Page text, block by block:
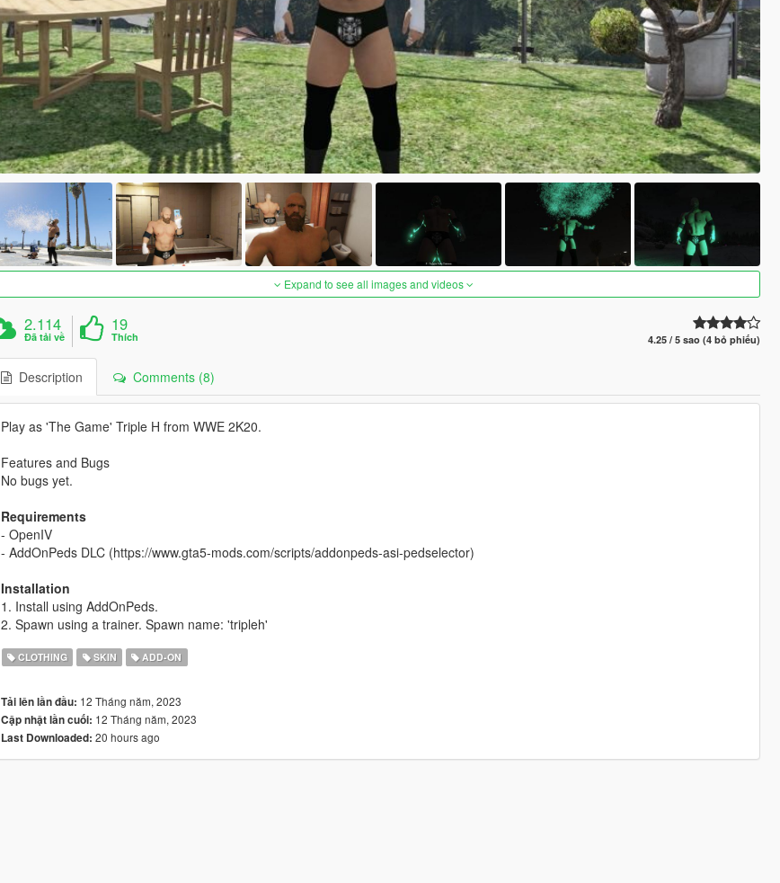
Expand to see all images and videos
2.114
Đã tải về
19
Thích 4.25 / 5 sao (4 bỏ phiếu)
Description Comments (8)
Play as 'The Game' Triple H from WWE 2K20.
Features and Bugs
No bugs yet.
Requirements
- OpenIV
- AddOnPeds DLC (https://www.gta5-mods.com/scripts/addonpeds-asi-pedselector)
Installation
1. Install using AddOnPeds.
2. Spawn using a trainer. Spawn name: 'tripleh'
CLOTHING SKIN ADD-ON
Tải lên lần đầu: 12 Tháng năm, 2023
Cập nhật lần cuối: 12 Tháng năm, 2023
Last Downloaded: 20 hours ago